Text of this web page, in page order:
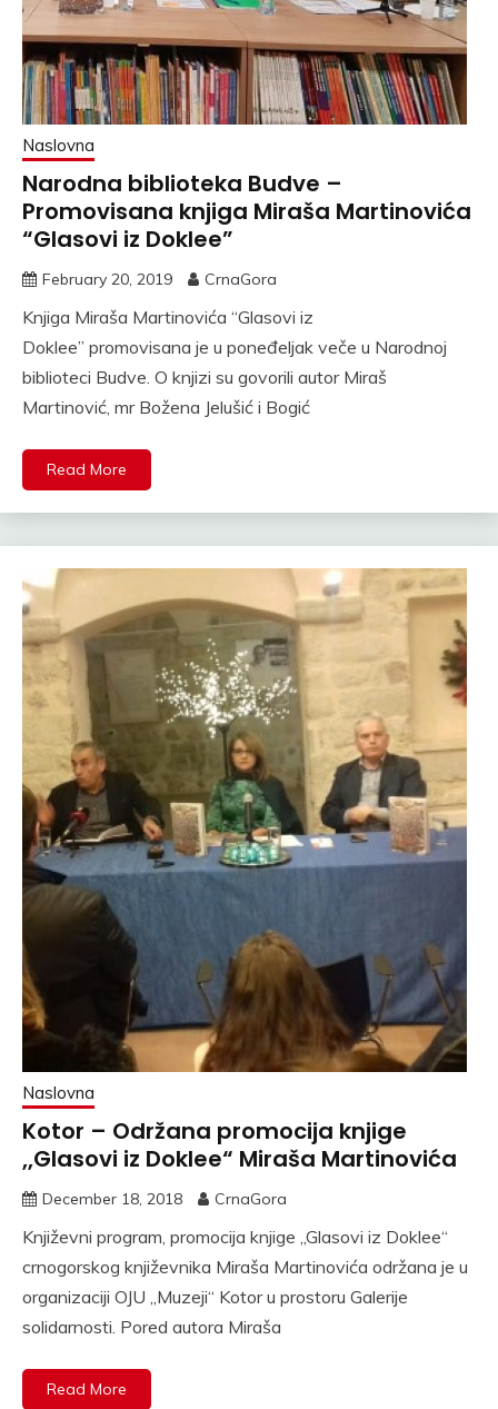
Naslovna
Narodna biblioteka Budve –
Promovisana knjiga Miraša Martinovića
“Glasovi iz Doklee”
February 20, 2019 CrnaGora
Knjiga Miraša Martinovića “Glasovi iz
Doklee” promovisana je u poneđeljak veče u Narodnoj
biblioteci Budve. O knjizi su govorili autor Miraš
Martinović, mr Božena Jelušić i Bogić
Read More
Naslovna
Kotor – Održana promocija knjige
,,Glasovi iz Doklee“ Miraša Martinovića
December 18, 2018 CrnaGora
Književni program, promocija knjige ,,Glasovi iz Doklee“
crnogorskog književnika Miraša Martinovića održana je u
organizaciji OJU ,,Muzeji“ Kotor u prostoru Galerije
solidarnosti. Pored autora Miraša
Read More